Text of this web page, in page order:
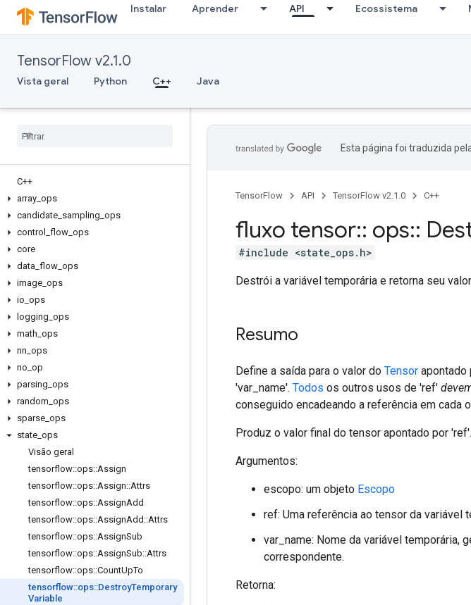
Instalar Aprender API Ecossistema
TensorFlow v2.1.0
Vista geral Python C++ Java
C++
array ops
candidate sampling ops
control
flow ops
core
data flow ops
image ops
io ops
logging ops
math ops
nn ops
no op
parsing ops
random ops
sparse ops
state ops
Visão geral
tensorflow::ops::Assign
tensorflow::ops::Assign::Attrs
tensorflow::ops::AssignAdd
tensorflow::ops::AssignAdd ::Attrs
tensorflow::ops::AssignSub
tensorflow::ops::AssignSub::Attrs
tensorflow::ops::CountUpTo
tensorflow::ops::DestroyTemporary
Variable
Esta página foi traduzida
TensorFlow API TensorFlow v2.1.0 C++
fluxo tensor:: ops::
#include <state_ops.h>
Destrói a variável temporária e retorna seu
Resumo
Define a saída para o valor do Tensor apontado
'var_name'. Todos os outros usos de 'ref'
conseguido encadeando a referência em cada
Produz o valor final do tensor apontado por 'ref'.
Argumentos:
escopo: um objeto Escopo
ref: Uma referência ao tensor da variável
var_name: Nome da variável temporária,
correspondente.
Retorna: